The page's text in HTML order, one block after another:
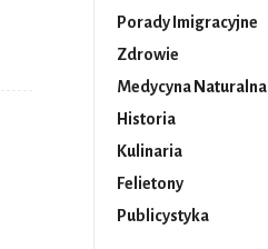
Porady Imigracyjne
Zdrowie
Medycyna Naturalna
Historia
Kulinaria
Felietony
Publicystyka